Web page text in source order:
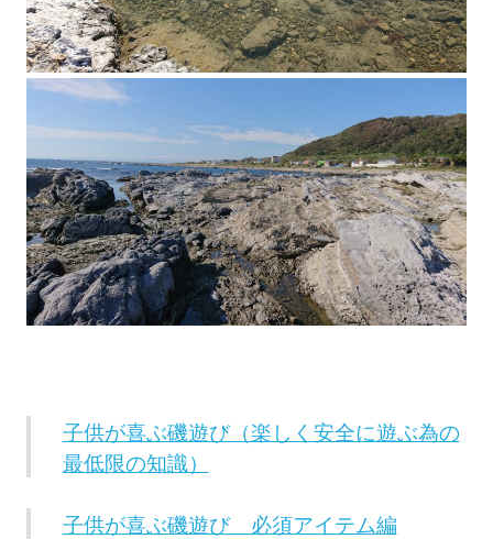
子供が喜ぶ磯遊び（楽しく安全に遊ぶ為の
最低限の知識）
子供が喜ぶ磯遊び 必須アイテム編